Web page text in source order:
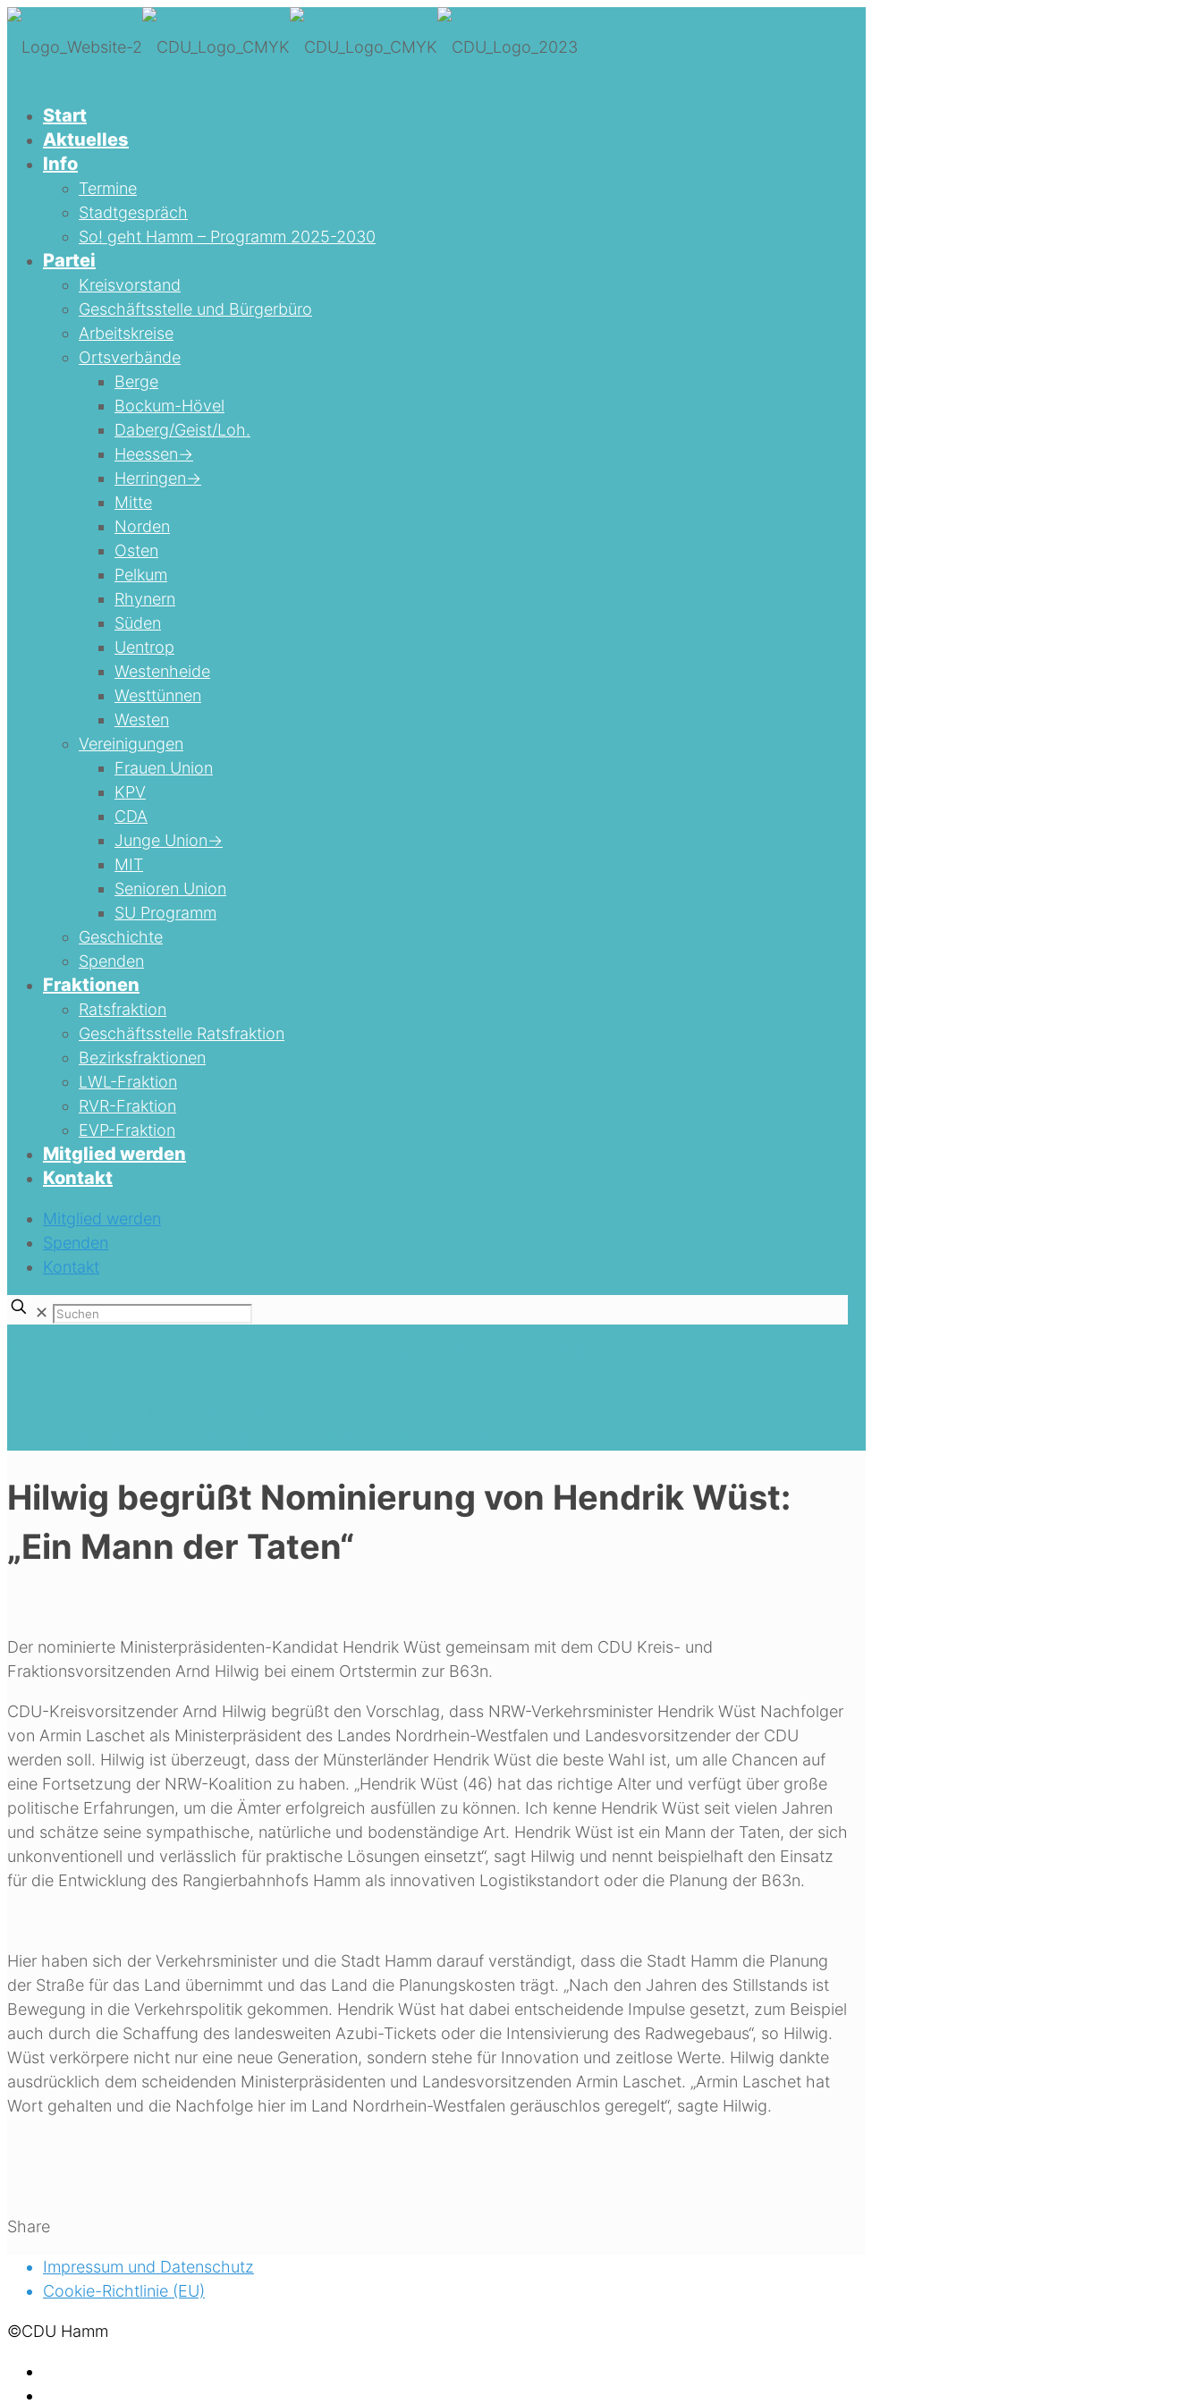
Start
Aktuelles
Info
Termine
Stadtgespräch
So! geht Hamm – Programm 2025-2030
Partei
Kreisvorstand
Geschäftsstelle und Bürgerbüro
Arbeitskreise
Ortsverbände
Berge
Bockum-Hövel
Daberg/Geist/Loh.
Heessen->
Herringen->
Mitte
Norden
Osten
Pelkum
Rhynern
Süden
Uentrop
Westenheide
Westtünnen
Westen
Vereinigungen
Frauen Union
KPV
CDA
Junge Union->
MIT
Senioren Union
SU Programm
Geschichte
Spenden
Fraktionen
Ratsfraktion
Geschäftsstelle Ratsfraktion
Bezirksfraktionen
LWL-Fraktion
RVR-Fraktion
EVP-Fraktion
Mitglied werden
Kontakt
Mitglied werden
Spenden
Kontakt
✕
Hilwig begrüßt Nominierung von Hendrik Wüst:
„Ein Mann der Taten“
Der nominierte Ministerpräsidenten-Kandidat Hendrik Wüst gemeinsam mit dem CDU Kreis- und
Fraktionsvorsitzenden Arnd Hilwig bei einem Ortstermin zur B63n.
CDU-Kreisvorsitzender Arnd Hilwig begrüßt den Vorschlag, dass NRW-Verkehrsminister Hendrik Wüst Nachfolger
von Armin Laschet als Ministerpräsident des Landes Nordrhein-Westfalen und Landesvorsitzender der CDU
werden soll. Hilwig ist überzeugt, dass der Münsterländer Hendrik Wüst die beste Wahl ist, um alle Chancen auf
eine Fortsetzung der NRW-Koalition zu haben. „Hendrik Wüst (46) hat das richtige Alter und verfügt über große
politische Erfahrungen, um die Ämter erfolgreich ausfüllen zu können. Ich kenne Hendrik Wüst seit vielen Jahren
und schätze seine sympathische, natürliche und bodenständige Art. Hendrik Wüst ist ein Mann der Taten, der sich
unkonventionell und verlässlich für praktische Lösungen einsetzt“, sagt Hilwig und nennt beispielhaft den Einsatz
für die Entwicklung des Rangierbahnhofs Hamm als innovativen Logistikstandort oder die Planung der B63n.
Hier haben sich der Verkehrsminister und die Stadt Hamm darauf verständigt, dass die Stadt Hamm die Planung
der Straße für das Land übernimmt und das Land die Planungskosten trägt. „Nach den Jahren des Stillstands ist
Bewegung in die Verkehrspolitik gekommen. Hendrik Wüst hat dabei entscheidende Impulse gesetzt, zum Beispiel
auch durch die Schaffung des landesweiten Azubi-Tickets oder die Intensivierung des Radwegebaus“, so Hilwig.
Wüst verkörpere nicht nur eine neue Generation, sondern stehe für Innovation und zeitlose Werte. Hilwig dankte
ausdrücklich dem scheidenden Ministerpräsidenten und Landesvorsitzenden Armin Laschet. „Armin Laschet hat
Wort gehalten und die Nachfolge hier im Land Nordrhein-Westfalen geräuschlos geregelt“, sagte Hilwig.
Share
Impressum und Datenschutz
Cookie-Richtlinie (EU)
©CDU Hamm